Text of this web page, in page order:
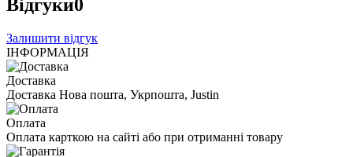
Відгуки0
Залишити відгук
ІНФОРМАЦІЯ
Доставка
Доставка Нова пошта, Укрпошта, Justin
Оплата
Оплата карткою на сайті або при отриманні товару